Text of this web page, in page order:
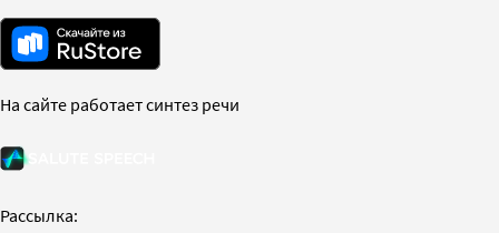
На сайте работает синтез речи
Рассылка: